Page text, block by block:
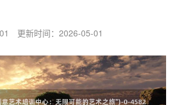
更新时间：2026-05-01